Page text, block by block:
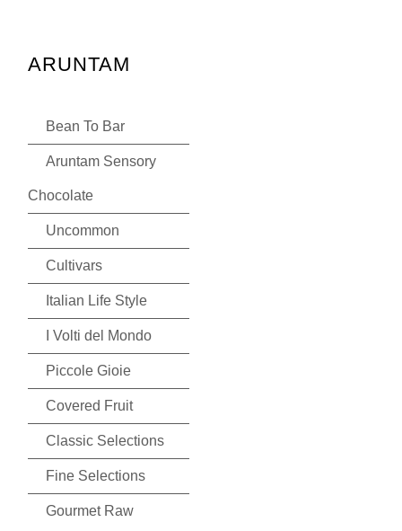
ARUNTAM
Bean To Bar
Aruntam Sensory
Chocolate
Uncommon
Cultivars
Italian Life Style
I Volti del Mondo
Piccole Gioie
Covered Fruit
Classic Selections
Fine Selections
Gourmet Raw